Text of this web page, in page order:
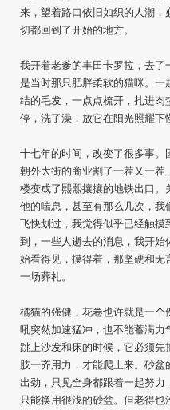
来，望着路口依旧如织的人潮
切都回到了开始的地方。
我开着老爹的丰田卡罗拉，去
是当时那只肥胖柔软的猫咪。
结的毛发，一点点梳开，扎进
停，洗了澡，放它在阳光照耀下
十七年的时间，改变了很多事。
朝外大街的商业割了一茬又一茬
楼变成了熙熙攘攘的地铁出口
他的喘息，甚至有那么几次，
飞快划过，我觉得似乎已经触
到，一些人逝去的消息，我开
始看得见，摸得着，那坚硬和
一场葬礼。
橘猫的强健，花卷也许就是一
吼突然加速猛冲，也不能蓄满力
跳上沙发和床的时候，它必须
肢一齐用力，才能爬上来。砂
出劲，只见全身都跟着一起努力
只能换用很浅的砂盆。但老得